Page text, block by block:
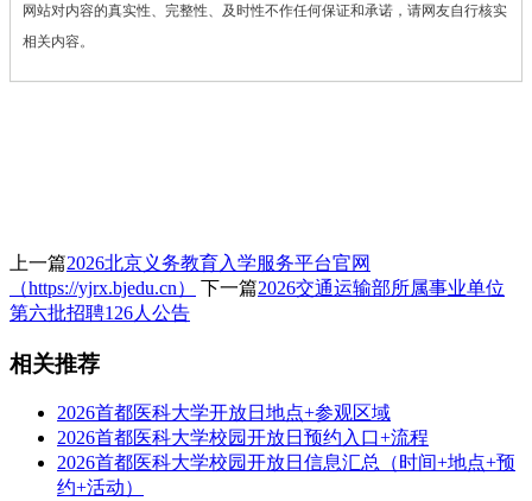
网站对内容的真实性、完整性、及时性不作任何保证和承诺，请网友自行核实
相关内容。
上一篇2026北京义务教育入学服务平台官网
（https://yjrx.bjedu.cn）
下一篇2026交通运输部所属事业单位
第六批招聘126人公告
相关推荐
2026首都医科大学开放日地点+参观区域
2026首都医科大学校园开放日预约入口+流程
2026首都医科大学校园开放日信息汇总（时间+地点+预
约+活动）